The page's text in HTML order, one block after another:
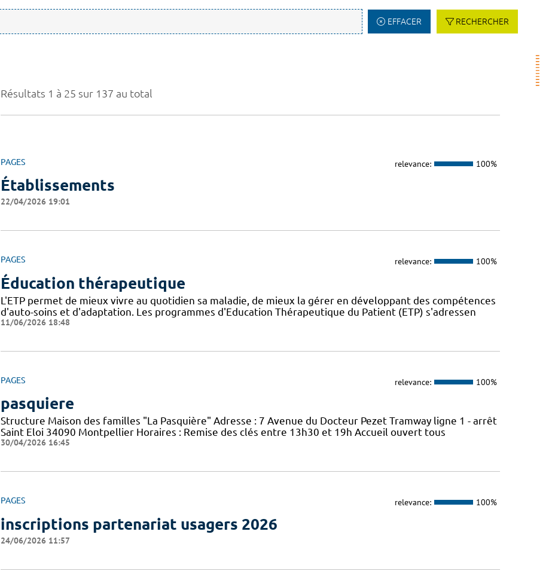
EFFACER RECHERCHER
Résultats 1 à 25 sur 137 au total
PAGES relevance: 100%
Établissements
22/04/2026 19:01
PAGES relevance: 100%
Éducation thérapeutique
L'ETP permet de mieux vivre au quotidien sa maladie, de mieux la gérer en développant des compétences
d'auto-soins et d'adaptation. Les programmes d'Education Thérapeutique du Patient (ETP) s'adressen
11/06/2026 18:48
PAGES relevance: 100%
pasquiere
Structure Maison des familles "La Pasquière" Adresse : 7 Avenue du Docteur Pezet Tramway ligne 1 - arrêt
Saint Eloi 34090 Montpellier Horaires : Remise des clés entre 13h30 et 19h Accueil ouvert tous
30/04/2026 16:45
PAGES relevance: 100%
inscriptions partenariat usagers 2026
24/06/2026 11:57